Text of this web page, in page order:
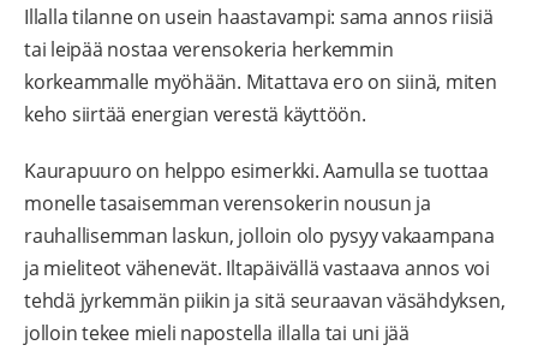
Illalla tilanne on usein haastavampi: sama annos riisiä
tai leipää nostaa verensokeria herkemmin
korkeammalle myöhään. Mitattava ero on siinä, miten
keho siirtää energian verestä käyttöön.
Kaurapuuro on helppo esimerkki. Aamulla se tuottaa
monelle tasaisemman verensokerin nousun ja
rauhallisemman laskun, jolloin olo pysyy vakaampana
ja mieliteot vähenevät. Iltapäivällä vastaava annos voi
tehdä jyrkemmän piikin ja sitä seuraavan väsähdyksen,
jolloin tekee mieli napostella illalla tai uni jää